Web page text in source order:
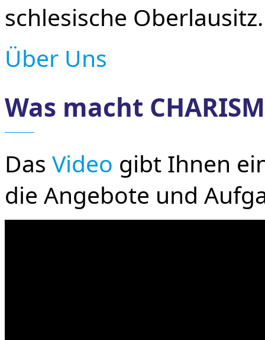
schlesische Oberlausitz.
Über Uns
Was macht
Das Video gibt Ihnen
die Angebote und